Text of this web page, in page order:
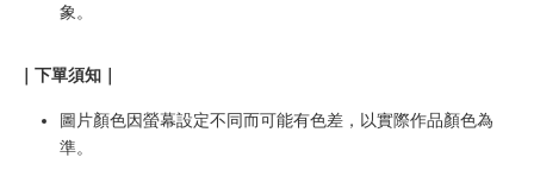
象。
｜下單須知｜
圖片顏色因螢幕設定不同而可能有色差，以實際作品顏色為
準。